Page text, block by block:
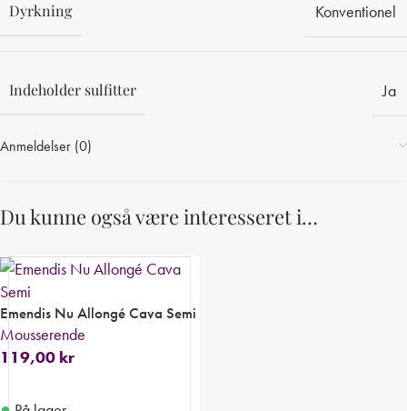
Dyrkning Konventionel
Indeholder sulfitter Ja
Anmeldelser (0)
Du kunne også være interesseret i…
Emendis Nu Allongé Cava Semi
Mousserende
119,00 kr